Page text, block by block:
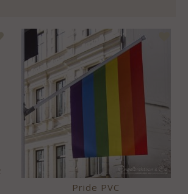
Pride PVC